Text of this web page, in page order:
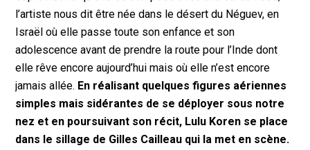
l’artiste nous dit être née dans le désert du Néguev, en
Israël où elle passe toute son enfance et son
adolescence avant de prendre la route pour l’Inde dont
elle rêve encore aujourd’hui mais où elle n’est encore
jamais allée. En réalisant quelques figures aériennes
simples mais sidérantes de se déployer sous notre
nez et en poursuivant son récit, Lulu Koren se place
dans le sillage de Gilles Cailleau qui la met en scène.